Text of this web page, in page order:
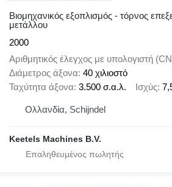
Βιομηχανικός εξοπλισμός - τόρνος
μετάλλου
2000
Αριθμητικός έλεγχος με υπολογιστή
Διάμετρος άξονα 40 χιλιοστό
Ταχύτητα άξονα 3.500 σ.α.λ. Ισχύς
Ολλανδία, Schijndel
Keetels Machines B.V.